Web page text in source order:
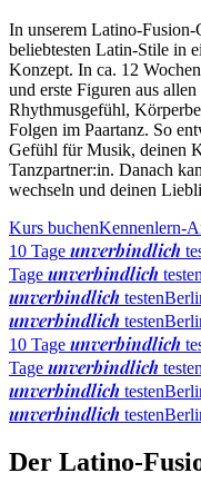
In unserem Latino-
beliebtesten Latin-Stile in
Konzept. In ca. 12
und erste Figuren aus
Rhythmusgefühl,
Folgen im Paartanz. So
Gefühl für Musik, deinen
Tanzpartner:in. Danach
wechseln und deinen
Kurs buchenKennenlern-
10 Tage unverbindlich
Tage unverbindlich testen
unverbindlich testen
unverbindlich testen
10 Tage unverbindlich
Tage unverbindlich testen
unverbindlich testen
unverbindlich testen
Der Latino-